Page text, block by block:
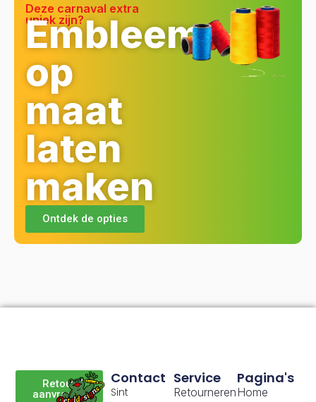
Deze carnaval extra
uniek zijn?
Embleem
op
maat
laten
maken
Ontdek de opties
Retour
aanvragen
Pagina's
Home
Service
Retourneren
Contact
Sint